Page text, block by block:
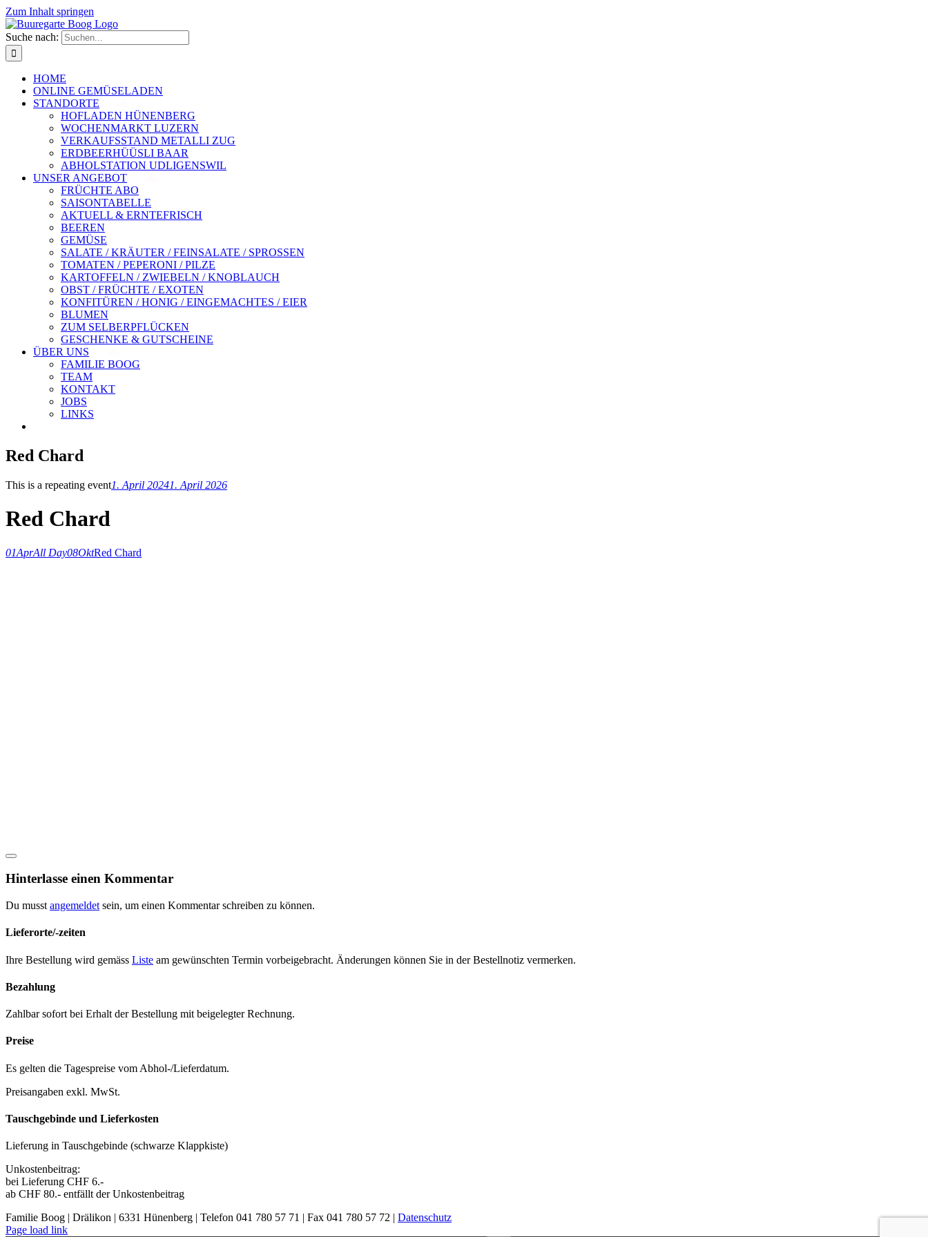
Zum Inhalt springen
Suche nach:
HOME
ONLINE GEMÜSELADEN
STANDORTE
HOFLADEN HÜNENBERG
WOCHENMARKT LUZERN
VERKAUFSSTAND METALLI ZUG
ERDBEERHÜÜSLI BAAR
ABHOLSTATION UDLIGENSWIL
UNSER ANGEBOT
FRÜCHTE ABO
SAISONTABELLE
AKTUELL & ERNTEFRISCH
BEEREN
GEMÜSE
SALATE / KRÄUTER / FEINSALATE / SPROSSEN
TOMATEN / PEPERONI / PILZE
KARTOFFELN / ZWIEBELN / KNOBLAUCH
OBST / FRÜCHTE / EXOTEN
KONFITÜREN / HONIG / EINGEMACHTES / EIER
BLUMEN
ZUM SELBERPFLÜCKEN
GESCHENKE & GUTSCHEINE
ÜBER UNS
FAMILIE BOOG
TEAM
KONTAKT
JOBS
LINKS
Red Chard
This is a repeating event1. April 20241. April 2026
Red Chard
01AprAll Day08OktRed Chard
Hinterlasse einen Kommentar
Du musst angemeldet sein, um einen Kommentar schreiben zu können.
Lieferorte/-zeiten
Ihre Bestel­lung wird gemäss Liste am gewün­scht­en Ter­min vor­beige­bracht. Änderun­gen kön­nen Sie in der Bestell­no­tiz ver­merken.
Bezahlung
Zahlbar sofort bei Erhalt der Bestel­lung mit beigelegter Rech­nung.
Preise
Es gel­ten die Tage­spreise vom Abhol-/Liefer­da­tum.
Preisangaben exkl. MwSt.
Tauschgebinde und Lieferkosten
Liefer­ung in Tauschge­binde (schwarze Klapp­kiste)
Unkosten­beitrag:
bei Liefer­ung CHF 6.-
ab CHF 80.- ent­fällt der Unkosten­beitrag
Familie Boog | Drälikon | 6331 Hünenberg | Telefon 041 780 57 71 | Fax 041 780 57 72 | Datenschutz
Page load link